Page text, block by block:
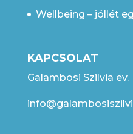
Wellbeing – jóllét
KAPCSOLAT
Galambosi Szilvia ev.